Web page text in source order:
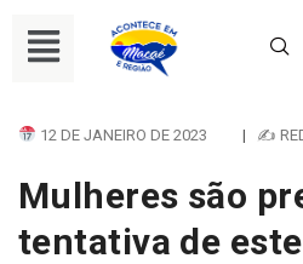
12 DE JANEIRO DE 2023 | ✍
Mulheres são
tentativa de